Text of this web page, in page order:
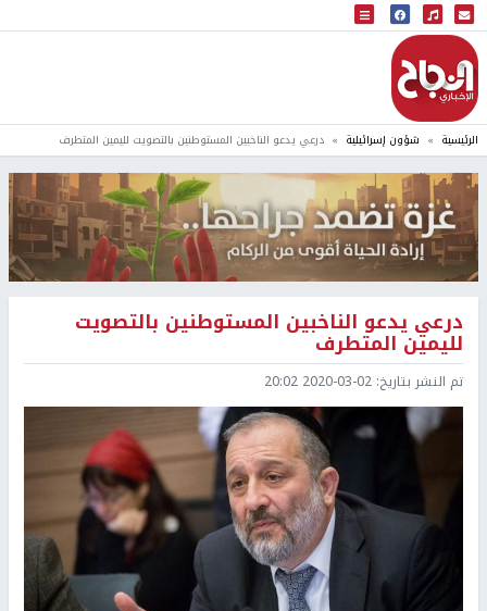
البث المباشر
إذاعة النجاح
الرئيسية شؤون إسرائيلية درعي يدعو الناخبين المستوطنين بالتصويت لليمين المتطرف
درعي يدعو الناخبين المستوطنين بالتصويت
لليمين المتطرف
تم النشر بتاريخ: 2020-03-02 20:02